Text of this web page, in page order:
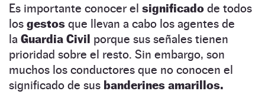
Es importante conocer el significado de todos
los gestos que llevan a cabo los agentes de
la Guardia Civil porque sus señales tienen
prioridad sobre el resto. Sin embargo, son
muchos los conductores que no conocen el
significado de sus banderines amarillos.